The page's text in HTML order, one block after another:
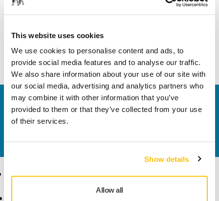
This website uses cookies
We use cookies to personalise content and ads, to
provide social media features and to analyse our traffic.
We also share information about your use of our site with
our social media, advertising and analytics partners who
may combine it with other information that you’ve
provided to them or that they’ve collected from your use
of their services.
Show details
Allow all
Vegye fel velünk a kapcsolatot
Szeretne többet tudni? Kérjük, vegye fel velünk a
Termékek Tudásbázis